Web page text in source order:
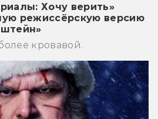
Хочу верить»
режиссёрскую версию
кровавой.